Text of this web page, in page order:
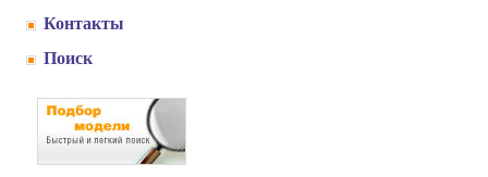
Контакты
Поиск